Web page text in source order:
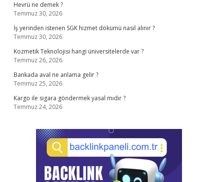
Hevrü ne demek ?
Temmuz 30, 2026
İş yerinden istenen SGK hizmet dökümü nasıl alınır ?
Temmuz 30, 2026
Kozmetik Teknolojisi hangi üniversitelerde var ?
Temmuz 26, 2026
Bankada aval ne anlama gelir ?
Temmuz 25, 2026
Kargo ile sigara göndermek yasal mıdır ?
Temmuz 24, 2026